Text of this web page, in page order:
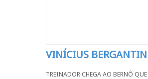
VINÍCIUS
TREINADOR CHEGA AO BERNÔ